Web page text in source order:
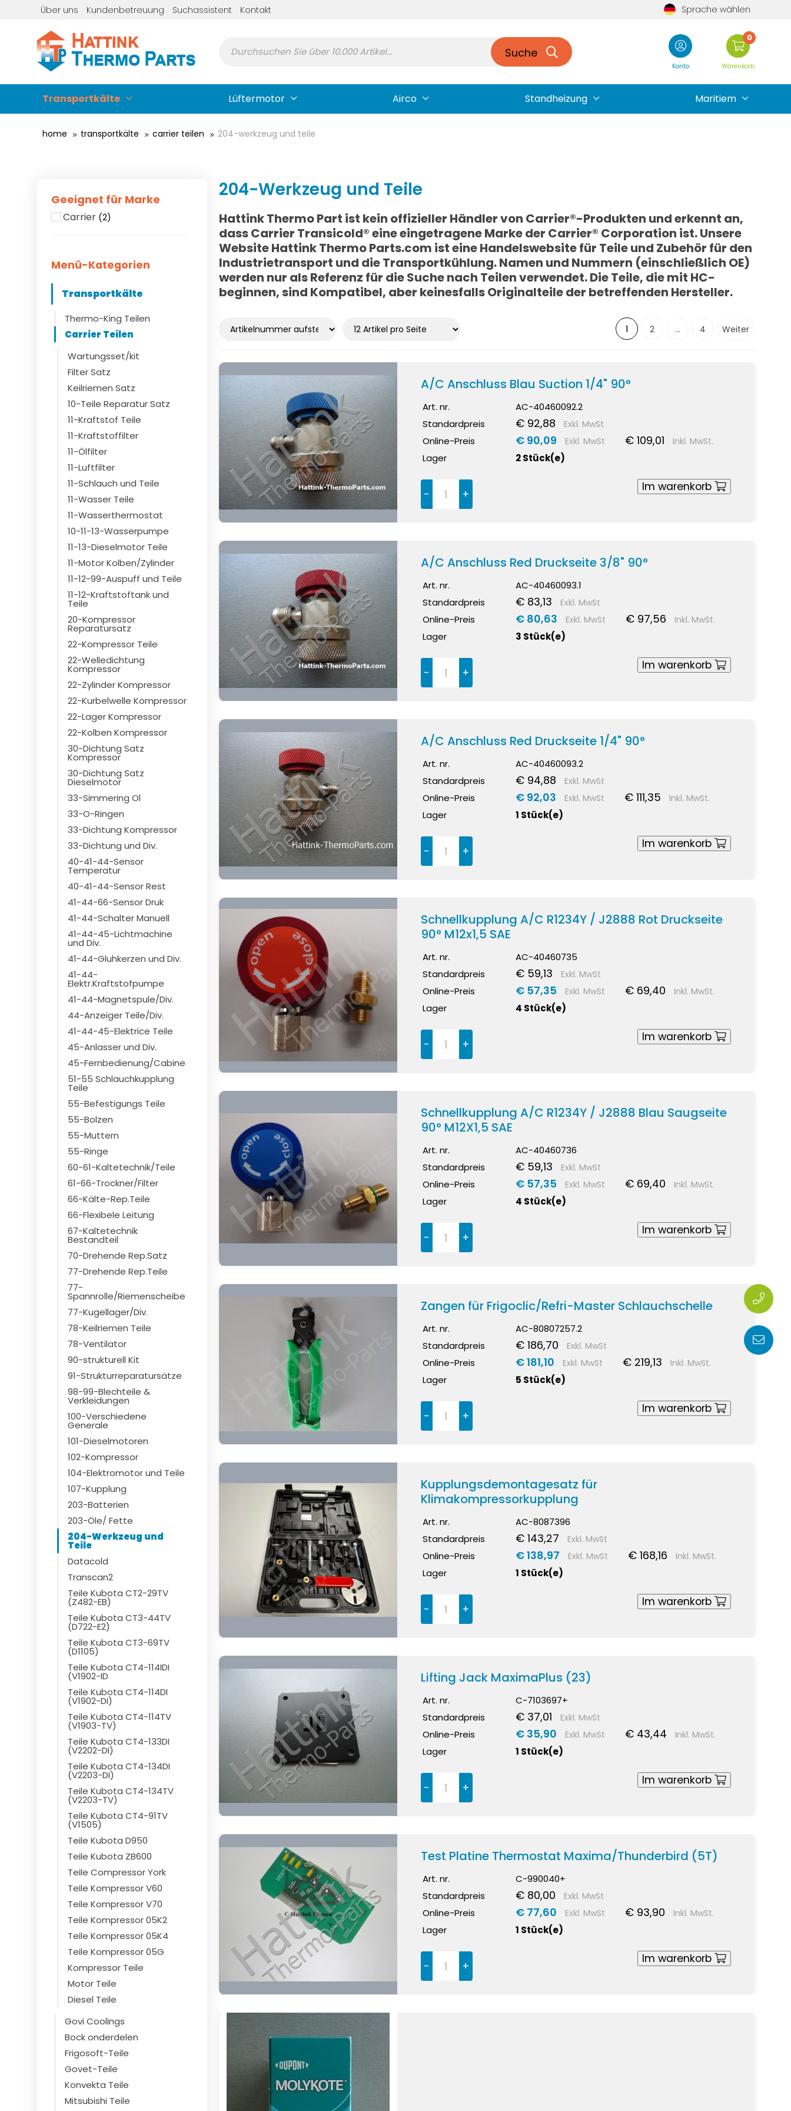
Über uns Kundenbetreuung Suchassistent Kontakt Sprache wählen
Konto
0
Warenkorb
Suche
Transportkälte Lüftermotor Airco Standheizung Maritiem
home transportkälte carrier teilen 204-werkzeug und teile
204-Werkzeug und Teile
Hattink Thermo Part ist kein offizieller Händler von Carrier®-Produkten und erkennt an,
dass Carrier Transicold® eine eingetragene Marke der Carrier® Corporation ist. Unsere
Website Hattink Thermo Parts.com ist eine Handelswebsite für Teile und Zubehör für den
Industrietransport und die Transportkühlung. Namen und Nummern (einschließlich OE)
werden nur als Referenz für die Suche nach Teilen verwendet. Die Teile, die mit HC-
beginnen, sind Kompatibel, aber keinesfalls Originalteile der betreffenden Hersteller.
1 2 ... 4 Weiter
A/C Anschluss Blau Suction 1/4" 90°
Art. nr.
AC-40460092.2
Standardpreis
€ 92,88 Exkl. MwSt
Online-Preis € 90,09 Exkl. MwSt € 109,01 Inkl. MwSt.
Lager 2 Stück(e)
- +
Im warenkorb
A/C Anschluss Red Druckseite 3/8" 90°
Art. nr.
AC-40460093.1
Standardpreis
€ 83,13 Exkl. MwSt
Online-Preis € 80,63 Exkl. MwSt € 97,56 Inkl. MwSt.
Lager 3 Stück(e)
- +
Im warenkorb
A/C Anschluss Red Druckseite 1/4" 90°
Art. nr.
AC-40460093.2
Standardpreis
€ 94,88 Exkl. MwSt
Online-Preis € 92,03 Exkl. MwSt € 111,35 Inkl. MwSt.
Lager 1 Stück(e)
- +
Im warenkorb
Schnellkupplung A/C R1234Y / J2888 Rot Druckseite
90° M12x1,5 SAE
Art. nr.
AC-40460735
Standardpreis
€ 59,13 Exkl. MwSt
Online-Preis € 57,35 Exkl. MwSt € 69,40 Inkl. MwSt.
Lager 4 Stück(e)
- +
Im warenkorb
Schnellkupplung A/C R1234Y / J2888 Blau Saugseite
90° M12X1,5 SAE
Art. nr.
AC-40460736
Standardpreis
€ 59,13 Exkl. MwSt
Online-Preis € 57,35 Exkl. MwSt € 69,40 Inkl. MwSt.
Lager 4 Stück(e)
- +
Im warenkorb
Zangen für Frigoclic/Refri-Master Schlauchschelle
Art. nr.
AC-80807257.2
Standardpreis
€ 186,70 Exkl. MwSt
Online-Preis € 181,10 Exkl. MwSt € 219,13 Inkl. MwSt.
Lager 5 Stück(e)
- +
Im warenkorb
Kupplungsdemontagesatz für
Klimakompressorkupplung
Art. nr.
AC-8087396
Standardpreis
€ 143,27 Exkl. MwSt
Online-Preis € 138,97 Exkl. MwSt € 168,16 Inkl. MwSt.
Lager 1 Stück(e)
- +
Im warenkorb
Lifting Jack MaximaPlus (23)
Art. nr.
C-7103697+
Standardpreis
€ 37,01 Exkl. MwSt
Online-Preis € 35,90 Exkl. MwSt € 43,44 Inkl. MwSt.
Lager 1 Stück(e)
- +
Im warenkorb
Test Platine Thermostat Maxima/Thunderbird (5T)
Art. nr.
C-990040+
Standardpreis
€ 80,00 Exkl. MwSt
Online-Preis € 77,60 Exkl. MwSt € 93,90 Inkl. MwSt.
Lager 1 Stück(e)
- +
Im warenkorb
Geeignet für Marke
Carrier (2)
Menü-Kategorien
Transportkälte
Thermo-King Teilen
Carrier Teilen
Wartungsset/kit
Filter Satz
Keilriemen Satz
10-Teile Reparatur Satz
11-Kraftstof Teile
11-Kraftstoffilter
11-Ölfilter
11-Luftfilter
11-Schlauch und Teile
11-Wasser Teile
11-Wasserthermostat
10-11-13-Wasserpumpe
11-13-Dieselmotor Teile
11-Motor Kolben/Zylinder
11-12-99-Auspuff und Teile
11-12-Kraftstoftank und
Teile
20-Kompressor
Reparatursatz
22-Kompressor Teile
22-Welledichtung
Kompressor
22-Zylinder Kompressor
22-Kurbelwelle Kompressor
22-Lager Kompressor
22-Kolben Kompressor
30-Dichtung Satz
Kompressor
30-Dichtung Satz
Dieselmotor
33-Simmering Ol
33-O-Ringen
33-Dichtung Kompressor
33-Dichtung und Div.
40-41-44-Sensor
Temperatur
40-41-44-Sensor Rest
41-44-66-Sensor Druk
41-44-Schalter Manuell
41-44-45-Lichtmachine
und Div.
41-44-Gluhkerzen und Div.
41-44-
Elektr.Kraftstofpumpe
41-44-Magnetspule/Div.
44-Anzeiger Teile/Div.
41-44-45-Elektrice Teile
45-Anlasser und Div.
45-Fernbedienung/Cabine
51-55 Schlauchkupplung
Teile
55-Befestigungs Teile
55-Bolzen
55-Muttern
55-Ringe
60-61-Kaltetechnik/Teile
61-66-Trockner/Filter
66-Kälte-Rep.Teile
66-Flexibele Leitung
67-Kaltetechnik
Bestandteil
70-Drehende Rep.Satz
77-Drehende Rep.Teile
77-
Spannrolle/Riemenscheibe
77-Kugellager/Div.
78-Keilriemen Teile
78-Ventilator
90-strukturell Kit
91-Strukturreparatursätze
98-99-Blechteile &
Verkleidungen
100-Verschiedene
Generale
101-Dieselmotoren
102-Kompressor
104-Elektromotor und Teile
107-Kupplung
203-Batterien
203-Öle/ Fette
204-Werkzeug und
Teile
Datacold
Transcan2
Teile Kubota CT2-29TV
(Z482-EB)
Teile Kubota CT3-44TV
(D722-E2)
Teile Kubota CT3-69TV
(D1105)
Teile Kubota CT4-114IDI
(V1902-ID
Teile Kubota CT4-114DI
(V1902-DI)
Teile Kubota CT4-114TV
(V1903-TV)
Teile Kubota CT4-133DI
(V2202-DI)
Teile Kubota CT4-134DI
(V2203-DI)
Teile Kubota CT4-134TV
(V2203-TV)
Teile Kubota CT4-91TV
(V1505)
Teile Kubota D950
Teile Kubota ZB600
Teile Compressor York
Teile Kompressor V60
Teile Kompressor V70
Teile Kompressor 05K2
Teile Kompressor 05K4
Teile Kompressor 05G
Kompressor Teile
Motor Teile
Diesel Teile
Govi Coolings
Bock onderdelen
Frigosoft-Teile
Govet-Teile
Konvekta Teile
Mitsubishi Teile